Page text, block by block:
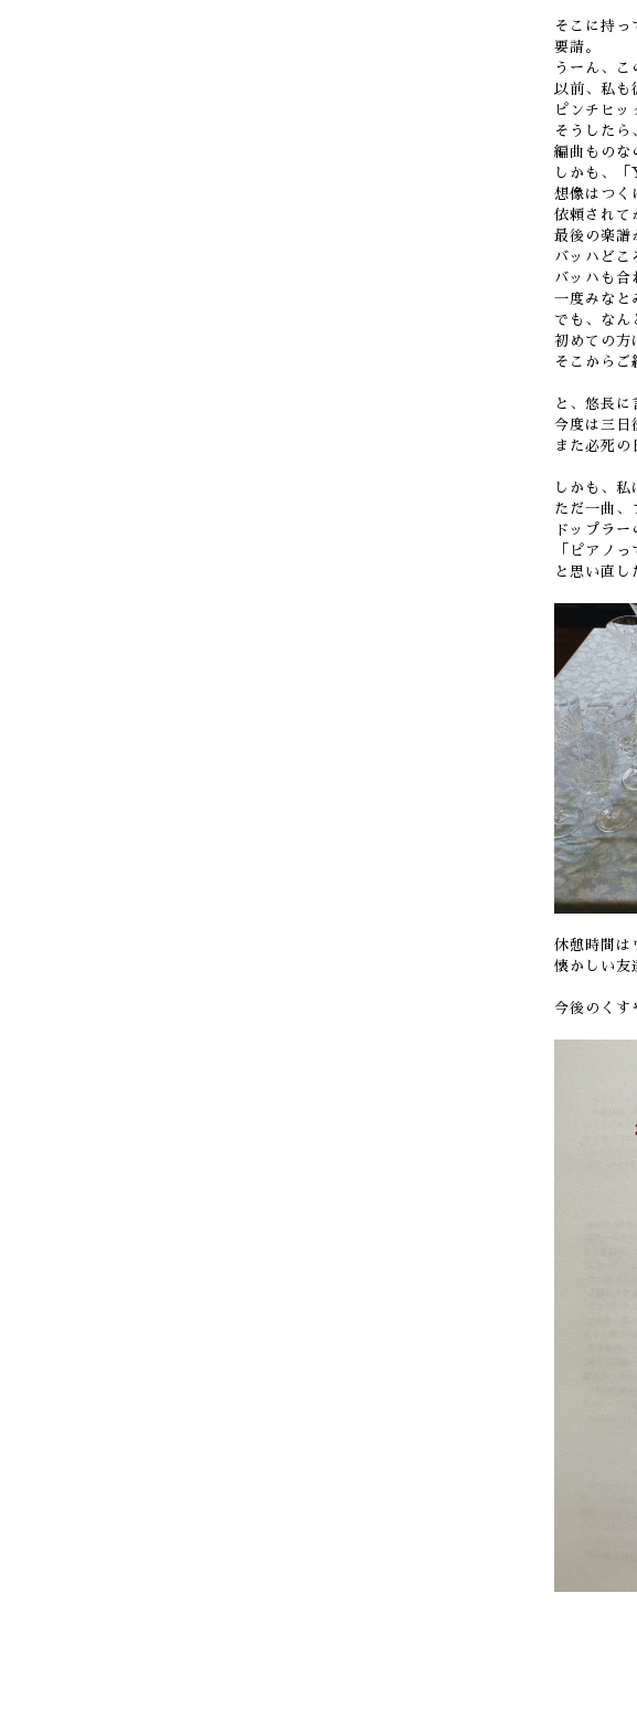
そこに持っ
要請。
うーん、
以前、私も
ピンチヒ
そうした
編曲ものな
しかも、
想像はつく
依頼されて
最後の楽譜
バッハどこ
バッハも合
一度みなと
でも、なん
初めての方
そこから
と、悠長に
今度は三日
また必死の
しかも、私
ただ一曲、
ドップラー
「ピアノ
と思い直し
休憩時間は
懐かしい友
今後のくす